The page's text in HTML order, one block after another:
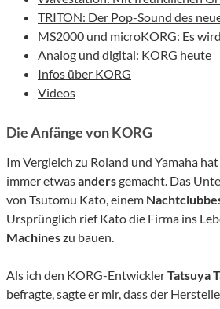
TRITON: Der Pop-Sound des
MS2000 und microKORG: Es
Analog und digital: KORG heute
Infos über KORG
Videos
Die Anfänge von KORG
Im Vergleich zu Roland und Yamaha
immer etwasandersgemacht. Das
von Tsutomu Kato, einem
Ursprünglich rief Kato die Firma ins
Machineszu bauen.
Als ich den KORG-EntwicklerTatsuya
befragte, sagte er mir, dass der